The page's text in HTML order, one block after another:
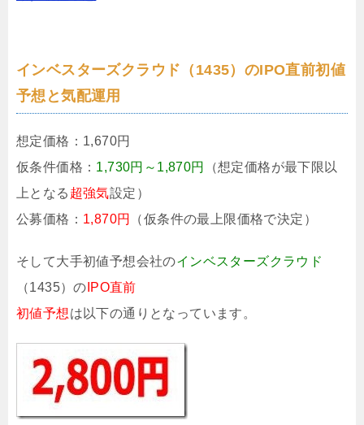
インベスターズクラウド（1435）のIPO直前初値
予想と気配運用
想定価格： 1,670円
仮条件価格： 1,730円～1,870円
（想定価格が最下限以
上となる 超強気設定）
公募価格： 1,870円 （仮条件の最上限価格で決定）
そして大手初値予想会社のインベスターズクラウド
（1435）の IPO直前
初値予想は以下の通りとなっています。